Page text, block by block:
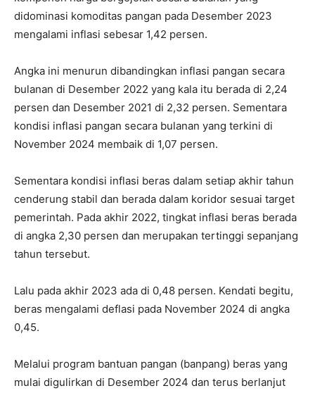
didominasi komoditas pangan pada Desember 2023
mengalami inflasi sebesar 1,42 persen.
Angka ini menurun dibandingkan inflasi pangan secara
bulanan di Desember 2022 yang kala itu berada di 2,24
persen dan Desember 2021 di 2,32 persen. Sementara
kondisi inflasi pangan secara bulanan yang terkini di
November 2024 membaik di 1,07 persen.
Sementara kondisi inflasi beras dalam setiap akhir tahun
cenderung stabil dan berada dalam koridor sesuai target
pemerintah. Pada akhir 2022, tingkat inflasi beras berada
di angka 2,30 persen dan merupakan tertinggi sepanjang
tahun tersebut.
Lalu pada akhir 2023 ada di 0,48 persen. Kendati begitu,
beras mengalami deflasi pada November 2024 di angka
0,45.
Melalui program bantuan pangan (banpang) beras yang
mulai digulirkan di Desember 2024 dan terus berlanjut